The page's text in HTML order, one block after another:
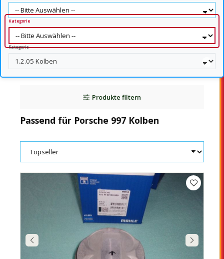
Kategorie
Kategorie
Produkte filtern
Passend für Porsche 997 Kolben